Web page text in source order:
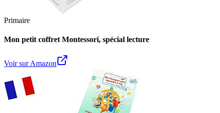
Primaire
Mon petit coffret Montessori, spécial lecture
Voir sur Amazon